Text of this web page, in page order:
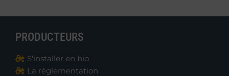
PRODUCTEURS
S'installer en bio
La réglementation